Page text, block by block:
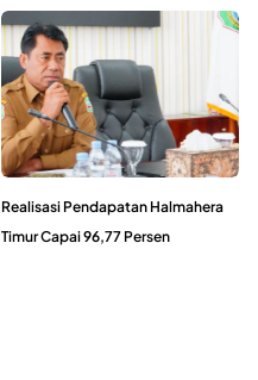
Realisasi Pendapatan Halmahera
Timur Capai 96,77 Persen